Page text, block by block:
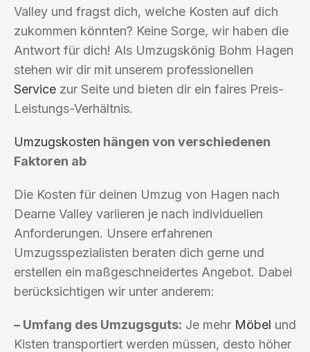
Valley und fragst dich, welche Kosten auf dich
zukommen könnten? Keine Sorge, wir haben die
Antwort für dich! Als Umzugskönig Bohm Hagen
stehen wir dir mit unserem professionellen
Service zur Seite und bieten dir ein faires Preis-
Leistungs-Verhältnis.
Umzugskosten hängen von verschiedenen
Faktoren ab
Die Kosten für deinen Umzug von Hagen nach
Dearne Valley variieren je nach individuellen
Anforderungen. Unsere erfahrenen
Umzugsspezialisten beraten dich gerne und
erstellen ein maßgeschneidertes Angebot. Dabei
berücksichtigen wir unter anderem:
– Umfang des Umzugsguts: Je mehr Möbel und
Kisten transportiert werden müssen, desto höher